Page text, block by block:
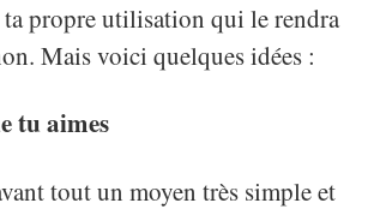
ta propre utilisation qui le rendra
Mais voici quelques idées :
tu aimes
tout un moyen très simple et